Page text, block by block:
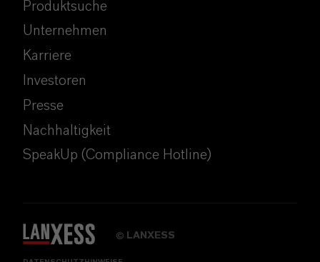
Produktsuche
Unternehmen
Karriere
Investoren
Presse
Nachhaltigkeit
SpeakUp (Compliance Hotline)
© LANXESS